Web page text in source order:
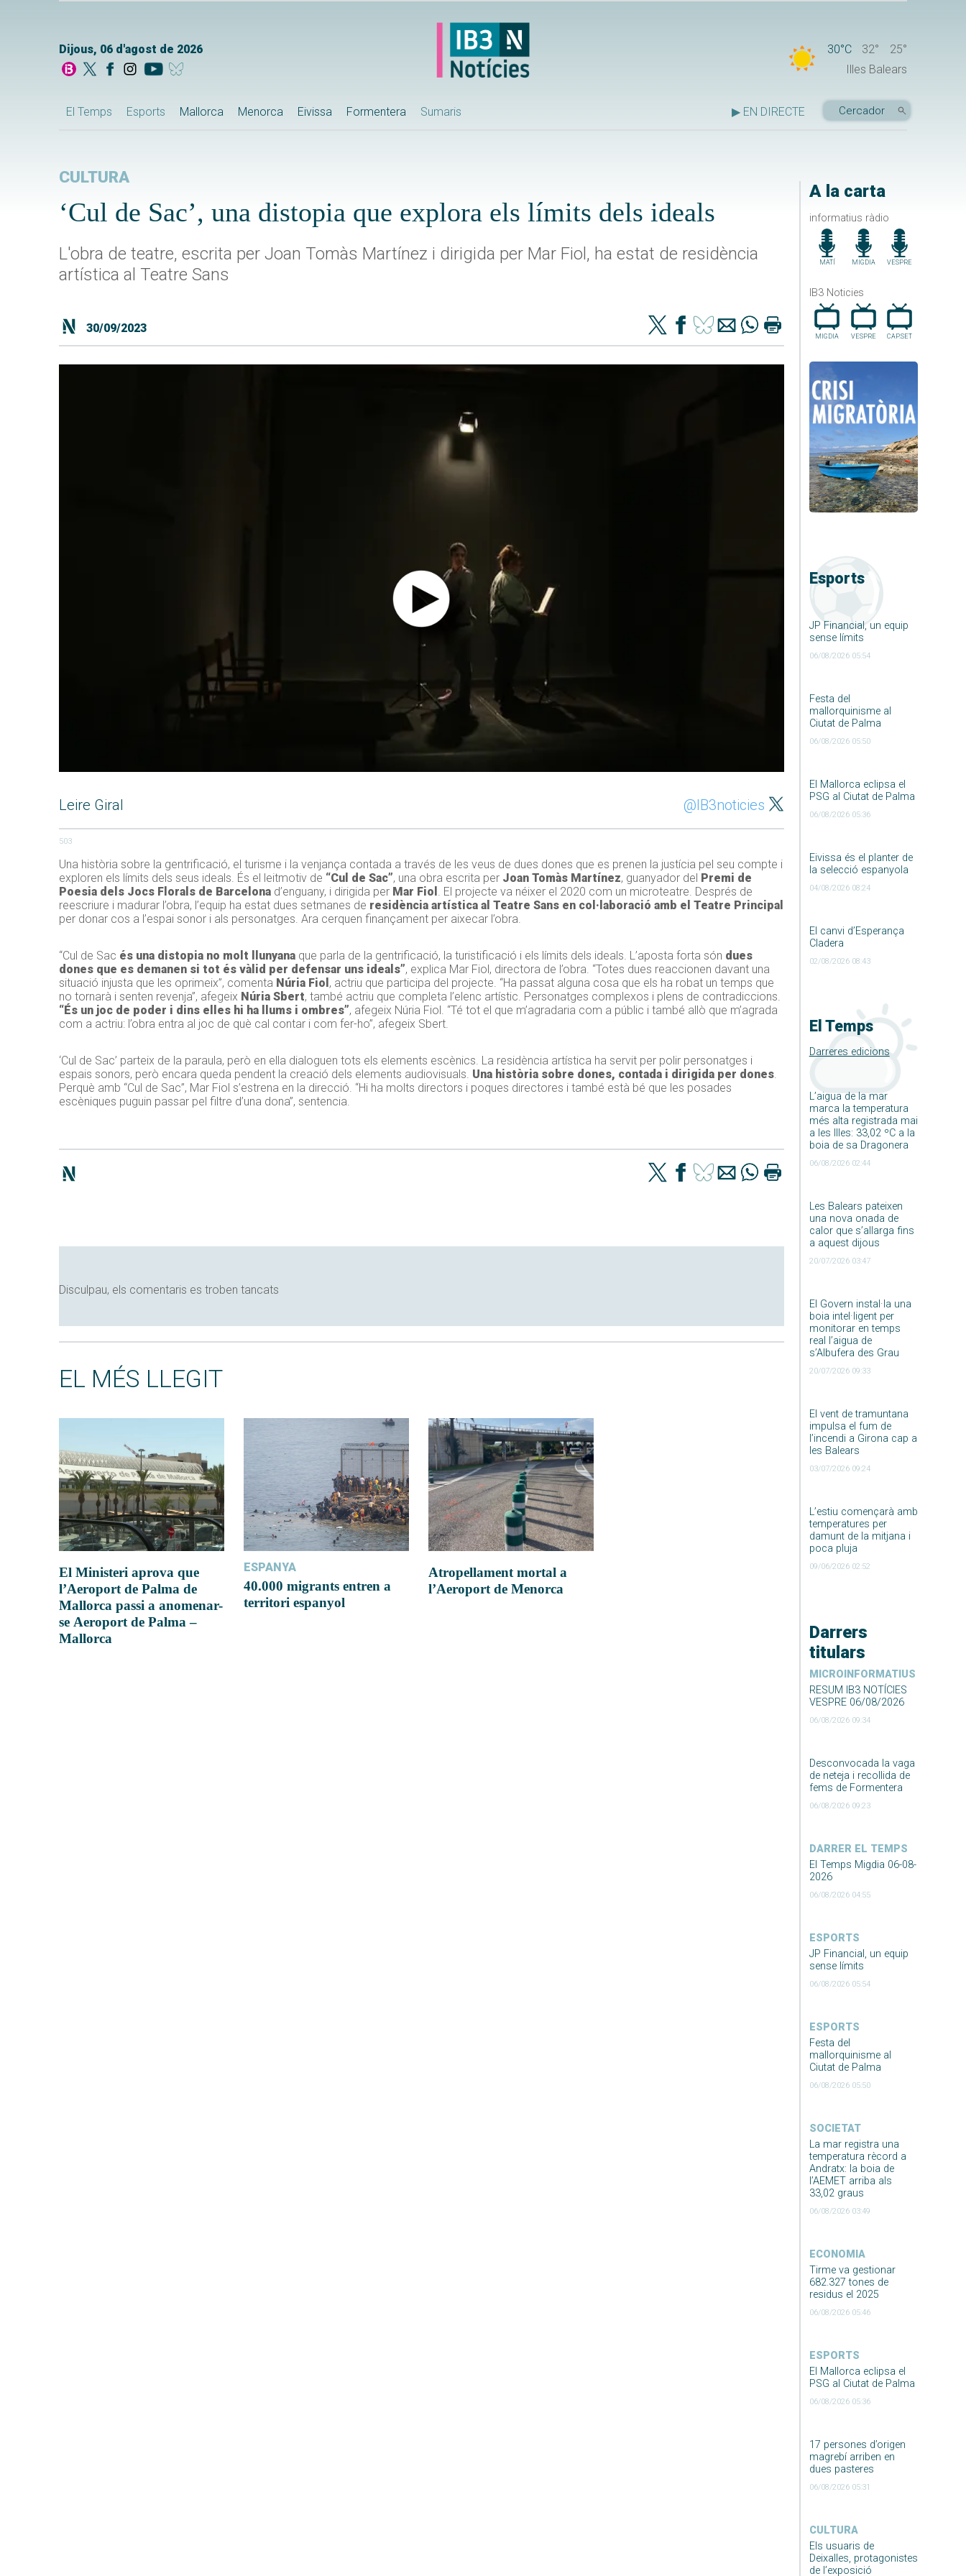
Dijous, 06 d'agost de 2026 30°C 32°
25°
Illes Balears
El Temps Esports Mallorca Menorca Eivissa Formentera Sumaris ▶ EN DIRECTE
A la carta
informatius ràdio
MATÍ MIGDIA VESPRE
IB3 Noticies
MIGDIA VESPRE CAP.SET
Esports
JP Financial, un equip
sense límits
06/08/2026 05:54
Festa del
mallorquinisme al
Ciutat de Palma
06/08/2026 05:50
El Mallorca eclipsa el
PSG al Ciutat de Palma
06/08/2026 05:36
Eivissa és el planter de
la selecció espanyola
04/08/2026 08:24
El canvi d’Esperança
Cladera
02/08/2026 08:43
El Temps
Darreres edicions
L’aigua de la mar
marca la temperatura
més alta registrada mai
a les Illes: 33,02 ºC a la
boia de sa Dragonera
06/08/2026 02:44
Les Balears pateixen
una nova onada de
calor que s’allarga fins
a aquest dijous
20/07/2026 03:47
El Govern instal·la una
boia intel·ligent per
monitorar en temps
real l’aigua de
s’Albufera des Grau
20/07/2026 09:33
El vent de tramuntana
impulsa el fum de
l’incendi a Girona cap a
les Balears
03/07/2026 09:24
L’estiu començarà amb
temperatures per
damunt de la mitjana i
poca pluja
09/06/2026 02:52
Darrers
titulars
MICROINFORMATIUS
RESUM IB3 NOTÍCIES
VESPRE 06/08/2026
06/08/2026 09:34
Desconvocada la vaga
de neteja i recollida de
fems de Formentera
06/08/2026 09:23
DARRER EL TEMPS
El Temps Migdia 06-08-
2026
06/08/2026 04:55
ESPORTS
JP Financial, un equip
sense límits
06/08/2026 05:54
ESPORTS
Festa del
mallorquinisme al
Ciutat de Palma
06/08/2026 05:50
SOCIETAT
La mar registra una
temperatura rècord a
Andratx: la boia de
l’AEMET arriba als
33,02 graus
06/08/2026 03:49
ECONOMIA
Tirme va gestionar
682.327 tones de
residus el 2025
06/08/2026 05:46
ESPORTS
El Mallorca eclipsa el
PSG al Ciutat de Palma
06/08/2026 05:36
17 persones d’origen
magrebí arriben en
dues pasteres
06/08/2026 05:31
CULTURA
Els usuaris de
Deixalles, protagonistes
de l’exposició
CULTURA
‘Cul de Sac’, una distopia que explora els límits dels ideals
L'obra de teatre, escrita per Joan Tomàs Martínez i dirigida per Mar Fiol, ha estat de residència
artística al Teatre Sans
30/09/2023
Leire Giral @IB3noticies
503
Una història sobre la gentrificació, el turisme i la venjança contada a través de les veus de dues dones que es prenen la justícia pel seu compte i
exploren els límits dels seus ideals. És el leitmotiv de “Cul de Sac”, una obra escrita per Joan Tomàs Martínez, guanyador del Premi de
Poesia dels Jocs Florals de Barcelona d’enguany, i dirigida per Mar Fiol . El projecte va néixer el 2020 com un microteatre. Després de
reescriure i madurar l’obra, l’equip ha estat dues setmanes de residència artística al Teatre Sans en col·laboració amb el Teatre Principal
per donar cos a l’espai sonor i als personatges. Ara cerquen finançament per aixecar l’obra.
“Cul de Sac és una distopia no molt llunyana que parla de la gentrificació, la turistificació i els límits dels ideals. L’aposta forta són dues
dones que es demanen si tot és vàlid per defensar uns ideals”, explica Mar Fiol, directora de l’obra. “Totes dues reaccionen davant una
situació injusta que les oprimeix”, comenta Núria Fiol , actriu que participa del projecte. “Ha passat alguna cosa que els ha robat un temps que
no tornarà i senten revenja”, afegeix Núria Sbert, també actriu que completa l’elenc artístic. Personatges complexos i plens de contradiccions.
“És un joc de poder i dins elles hi ha llums i ombres”, afegeix Núria Fiol. “Té tot el que m’agradaria com a públic i també allò que m’agrada
com a actriu: l’obra entra al joc de què cal contar i com fer-ho”, afegeix Sbert.
‘Cul de Sac’ parteix de la paraula, però en ella dialoguen tots els elements escènics. La residència artística ha servit per polir personatges i
espais sonors, però encara queda pendent la creació dels elements audiovisuals. Una història sobre dones, contada i dirigida per dones.
Perquè amb “Cul de Sac”, Mar Fiol s’estrena en la direcció. “Hi ha molts directors i poques directores i també està bé que les posades
escèniques puguin passar pel filtre d’una dona”, sentencia.
Disculpau, els comentaris es troben tancats
EL MÉS LLEGIT
El Ministeri aprova que
l’Aeroport de Palma de
Mallorca passi a anomenar-
se Aeroport de Palma –
Mallorca
ESPANYA
40.000 migrants entren a
territori espanyol
Atropellament mortal a
l’Aeroport de Menorca